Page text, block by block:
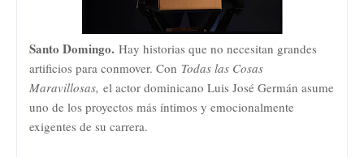
Santo Domingo. Hay historias que no necesitan grandes
artificios para conmover. Con Todas las Cosas
Maravillosas, el actor dominicano Luis José Germán asume
uno de los proyectos más íntimos y emocionalmente
exigentes de su carrera.